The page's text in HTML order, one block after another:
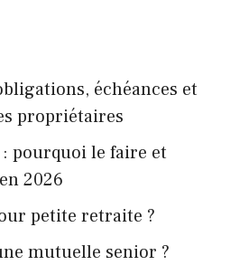
échéances et
propriétaires
pourquoi le faire et
2026
petite retraite ?
mutuelle senior ?